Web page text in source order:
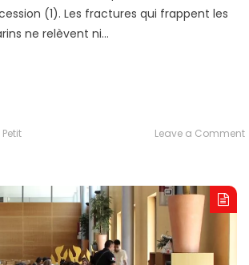
(1). Les fractures qui frappent les
ne relèvent ni…
Leave a Comment